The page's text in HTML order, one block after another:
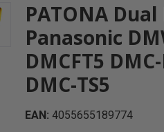
PATONA
Panasonic
DMCFT5
DMC-TS5
EAN: 4055655189774